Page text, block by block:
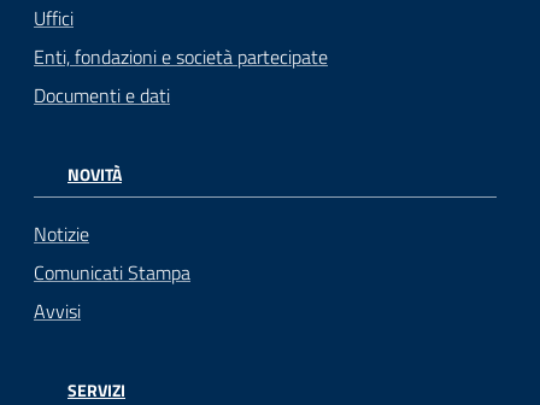
Uffici
Enti, fondazioni e società partecipate
Documenti e dati
NOVITÀ
Notizie
Comunicati Stampa
Avvisi
SERVIZI